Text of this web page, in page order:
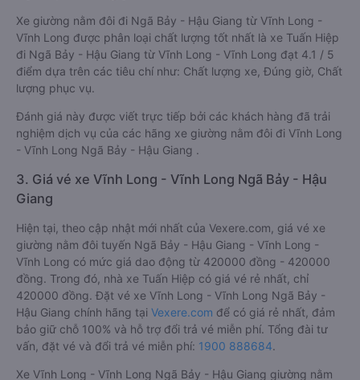
Xe giường nằm đôi đi Ngã Bảy - Hậu Giang từ Vĩnh Long -
Vĩnh Long được phân loại chất lượng tốt nhất là xe Tuấn Hiệp
đi Ngã Bảy - Hậu Giang từ Vĩnh Long - Vĩnh Long đạt 4.1 / 5
điểm dựa trên các tiêu chí như: Chất lượng xe, Đúng giờ, Chất
lượng phục vụ.
Đánh giá này được viết trực tiếp bởi các khách hàng đã trải
nghiệm dịch vụ của các hãng xe giường nằm đôi đi Vĩnh Long
- Vĩnh Long Ngã Bảy - Hậu Giang .
3. Giá vé xe Vĩnh Long - Vĩnh Long Ngã Bảy - Hậu
Giang
Hiện tại, theo cập nhật mới nhất của Vexere.com, giá vé xe
giường nằm đôi tuyến Ngã Bảy - Hậu Giang - Vĩnh Long -
Vĩnh Long có mức giá dao động từ 420000 đồng - 420000
đồng. Trong đó, nhà xe Tuấn Hiệp có giá vé rẻ nhất, chỉ
420000 đồng. Đặt vé xe Vĩnh Long - Vĩnh Long Ngã Bảy -
Hậu Giang chính hãng tại Vexere.com để có giá rẻ nhất, đảm
bảo giữ chỗ 100% và hỗ trợ đổi trả vé miễn phí. Tổng đài tư
vấn, đặt vé và đổi trả vé miễn phí: 1900 888684.
Xe Vĩnh Long - Vĩnh Long Ngã Bảy - Hậu Giang giường nằm